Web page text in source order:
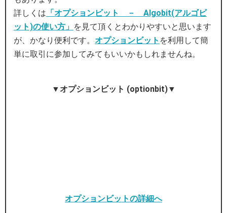
詳しくは 「オプションビット － Algobit(アルゴビ
ット)の使い方」 を見て頂くとわかりやすいと思います
が、かなり便利です。 オプションビット を利用して簡
単に取引に参加してみてもいいかもしれませんね。
▼オプションビット (optionbit)▼
オプションビットの詳細へ